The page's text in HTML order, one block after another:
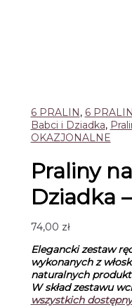
6 PRALIN, 6 PRALIN
Babci i Dziadka,
OKAZJONALNE
Praliny
Dziadka
74,00 zł
Elegancki zestaw
wykonanych z
naturalnych
W skład zestawu
wszystkich